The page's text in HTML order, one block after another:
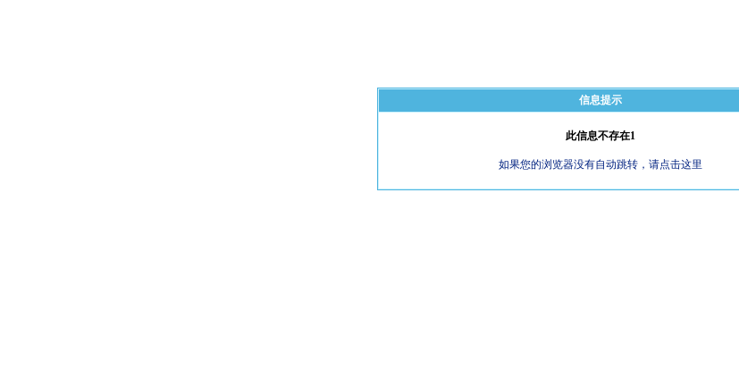
信息提示
此信息不存在1
如果您的浏览器没有自动跳转，请点击这里